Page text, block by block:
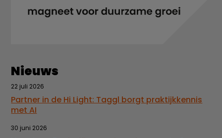
Nieuws
22 juli 2026
Partner in de Hi Light: Taggl borgt praktijkkennis
met AI
30 juni 2026